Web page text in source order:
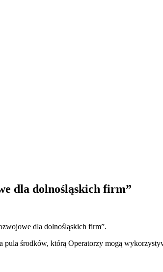
dla dolnośląskich firm”
dla dolnośląskich firm”.
pula środków, którą Operatorzy mogą